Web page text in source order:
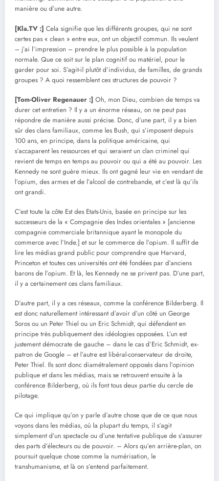
manière ou d’une autre.
[Kla.TV :] Cela signifie que les différents groupes, qui ne sont
certes pas « clean » entre eux, ont un objectif commun. Ils veulent
– j’ai l’impression – prendre le plus possible à la population
normale. Que ce soit sur le plan cognitif ou matériel, pour le
garder pour soi. S’agit-il plutôt d’individus, de familles, de grands
groupes ? A quoi ressemblent ces structures de pouvoir ?
[Tom-Oliver Regenauer :] Oh, mon Dieu, combien de temps va
durer cet entretien ? Il y a un énorme réseau, on ne peut pas
répondre de manière aussi précise. Donc, d’une part, il y a bien
sûr des clans familiaux, comme les Bush, qui s’imposent depuis
100 ans, en principe, dans la politique américaine, qui
s’accaparent les ressources et qui seraient un clan criminel qui
revient de temps en temps au pouvoir ou qui a été au pouvoir. Les
Kennedy ne sont guère mieux. Ils ont gagné leur vie en vendant de
l’opium, des armes et de l’alcool de contrebande, et c’est là qu’ils
ont grandi.
C’est toute la côte Est des Etats-Unis, basée en principe sur les
successeurs de la « Compagnie des Indes orientales » [ancienne
compagnie commerciale britannique ayant le monopole du
commerce avec l’Inde.] et sur le commerce de l’opium. Il suffit de
lire les médias grand public pour comprendre que Harvard,
Princeton et toutes ces universités ont été fondées par d’anciens
barons de l’opium. Et là, les Kennedy ne se privent pas. D’une part,
il y a certainement ces clans familiaux.
D’autre part, il y a ces réseaux, comme la conférence Bilderberg. Il
est donc naturellement intéressant d’avoir d’un côté un George
Soros ou un Peter Thiel ou un Eric Schmidt, qui défendent en
principe très publiquement des idéologies opposées. L’un est
justement démocrate de gauche – dans le cas d’Eric Schmidt, ex-
patron de Google – et l’autre est libéral-conservateur de droite,
Peter Thiel. Ils sont donc diamétralement opposés dans l’opinion
publique et dans les médias, mais se retrouvent ensuite à la
conférence Bilderberg, où ils font tous deux partie du cercle de
pilotage.
Ce qui implique qu’on y parle d’autre chose que de ce que nous
voyons dans les médias, où la plupart du temps, il s’agit
simplement d’un spectacle ou d’une tentative publique de s’assurer
des parts d’électeurs ou de pouvoir. – Alors qu’en arrière-plan, on
poursuit quelque chose comme la numérisation, le
transhumanisme, et là on s’entend parfaitement.